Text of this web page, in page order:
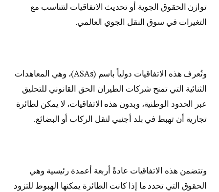
توازن الحقوق الجوية أو تحديث الاتفاقيات لتتناسب مع
التغيرات في سوق النقل الجوي العالمي.
وتُعرف هذه الاتفاقيات دولياً باسم (ASAs)، وهي المعاهدات
الثنائية التي تمنح شركات الطيران الحق القانوني للتحليق
عبر الحدود الوطنية، وبدون هذه الاتفاقيات، لا يمكن لطائرة
تجارية أن تهبط في بلد أجنبي لنقل الركاب أو البضائع.
وتتضمن هذه الاتفاقيات عادةً أربعة أعمدة رئيسية وهي
الحقوق التي تحدد ما إذا كانت الطائرة يمكنها الهبوط للتزود